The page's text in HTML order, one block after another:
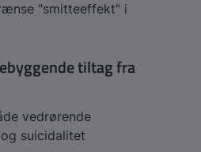
"smitteeffekt" i
tiltag fra
vedrørende
suicidalitet